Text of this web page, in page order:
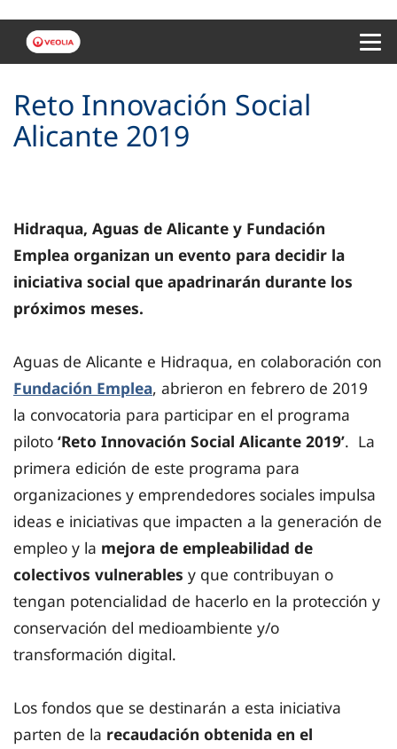
Reto Innovación Social
Alicante 2019
Hidraqua, Aguas de Alicante y Fundación
Emplea organizan un evento para decidir la
iniciativa social que apadrinarán durante los
próximos meses.
Aguas de Alicante e Hidraqua, en colaboración con
Fundación Emplea, abrieron en febrero de 2019
la convocatoria para participar en el programa
piloto ‘Reto Innovación Social Alicante 2019’. La
primera edición de este programa para
organizaciones y emprendedores sociales impulsa
ideas e iniciativas que impacten a la generación de
empleo y la mejora de empleabilidad de
colectivos vulnerables y que contribuyan o
tengan potencialidad de hacerlo en la protección y
conservación del medioambiente y/o
transformación digital.
Los fondos que se destinarán a esta iniciativa
parten de la recaudación obtenida en el